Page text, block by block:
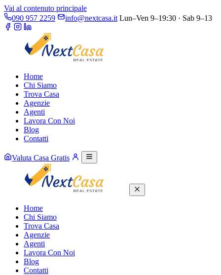
Vai al contenuto principale
090 957 2259
info@nextcasa.it Lun–Ven 9–19:30 · Sab 9–13
Home
Chi Siamo
Trova Casa
Agenzie
Agenti
Lavora Con Noi
Blog
Contatti
Valuta Casa Gratis
Home
Chi Siamo
Trova Casa
Agenzie
Agenti
Lavora Con Noi
Blog
Contatti